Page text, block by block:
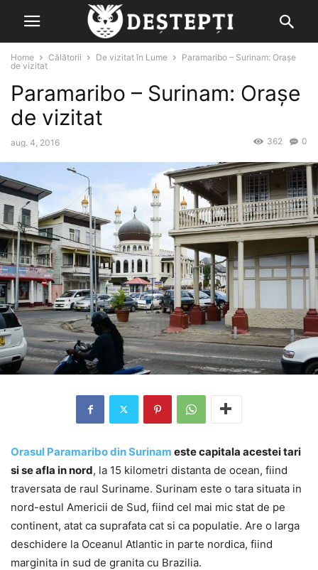
Home Călătorii De vizitat în Lume
Paramaribo – Surinam: Orașe
de vizitat
Paramaribo – Surinam: Orașe
de vizitat
aug. 4, 2016 0
362
Orasul Paramaribo din Surinam este capitala acestei tari
si se afla in nord, la 15 kilometri distanta de ocean, fiind
traversata de raul Suriname. Surinam este o tara situata in
nord-estul Americii de Sud, fiind cel mai mic stat de pe
continent, atat ca suprafata cat si ca populatie. Are o larga
deschidere la Oceanul Atlantic in parte nordica, fiind
marginita in sud de granita cu Brazilia.